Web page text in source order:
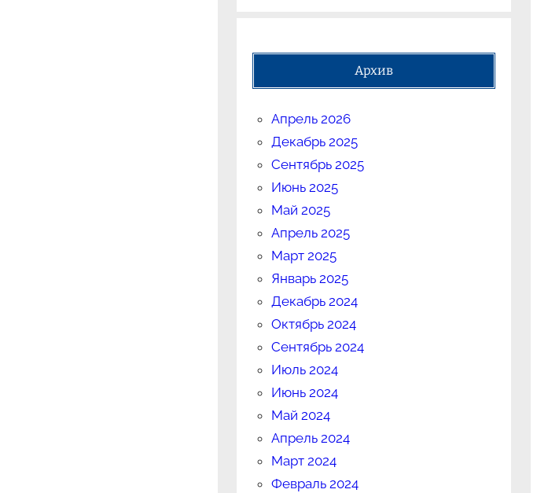
Архив
Апрель 2026
Декабрь 2025
Сентябрь 2025
Июнь 2025
Май 2025
Апрель 2025
Март 2025
Январь 2025
Декабрь 2024
Октябрь 2024
Сентябрь 2024
Июль 2024
Июнь 2024
Май 2024
Апрель 2024
Март 2024
Февраль 2024